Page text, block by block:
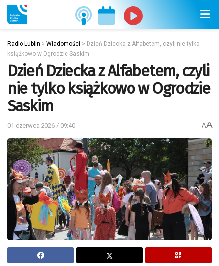
Radio Lublin > Wiadomości > Dzień Dziecka z Alfabetem, czyli nie tylko
książkowo w Ogrodzie Saskim
Dzień Dziecka z Alfabetem, czyli
nie tylko książkowo w Ogrodzie
Saskim
01 czerwca 2026 / 09:40 AA